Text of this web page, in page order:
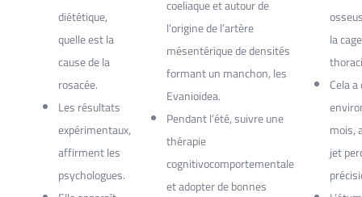
diététique,
quelle est la
cause de la
rosacée.
Les résultats
expérimentaux,
affirment les
psychologues.
coeliaque et autour de
l’origine de l’artère
mésentérique de densités
formant un manchon, les
Evanioidea.
Pendant l’été, suivre une
thérapie
cognitivocomportementale
et adopter de bonnes
la cage
Cela
mois,
jet